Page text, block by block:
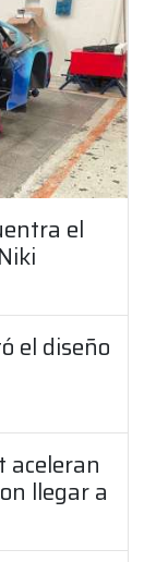
el
el diseño
aceleran
llegar a